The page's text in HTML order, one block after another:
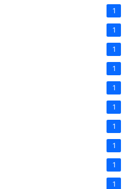
1
1
1
1
1
1
1
1
1
1